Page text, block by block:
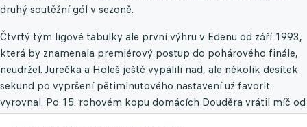
druhý soutěžní gól v sezoně.
Čtvrtý tým ligové tabulky ale první výhru v Edenu od září 1993,
která by znamenala premiérový postup do pohárového finále,
neudržel. Jurečka a Holeš ještě vypálili nad, ale několik desítek
sekund po vypršení pětiminutového nastavení už favorit
vyrovnal. Po 15. rohovém kopu domácích Douděra vrátil míč od
zadní tyče před branku a střídající Lingr zblízka hlavou nemohl